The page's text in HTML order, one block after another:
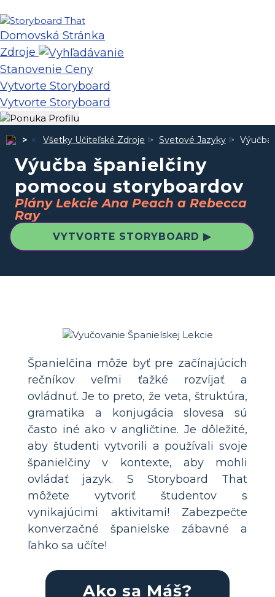
Domovská Stránka
Zdroje
Stanovenie Ceny
Vytvorte Storyboard
Vytvorte Storyboard
Všetky Učiteľské Zdroje Svetové Jazyky Výučba
Výučba španielčiny
pomocou storyboardov
Plány Lekcie Ana Peach a Rebecca
Ray
VYTVORTE STORYBOARD ▶
Španielčina môže byť pre začínajúcich
rečníkov veľmi ťažké rozvíjať a
ovládnuť. Je to preto, že veta, štruktúra,
gramatika a konjugácia slovesa sú
často iné ako v angličtine. Je dôležité,
aby študenti vytvorili a používali svoje
španielčiny v kontexte, aby mohli
ovládať jazyk. S Storyboard That
môžete vytvoriť študentov s
vynikajúcimi aktivitami! Zabezpečte
konverzačné španielske zábavné a
ľahko sa učíte!
Ako sa Máš?